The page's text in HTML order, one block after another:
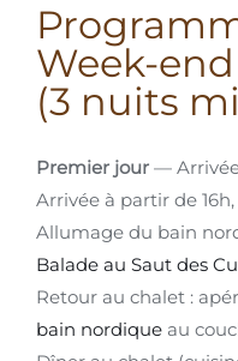
Week-
(3 nuits
Premier jour —
Arrivée à partir de
Allumage du bain
Balade au Saut des
Retour au chalet :
bain nordique au